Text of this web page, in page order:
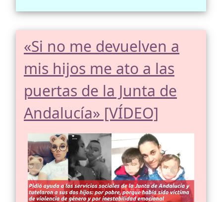
«Si no me devuelven a
mis hijos me ato a las
puertas de la Junta de
Andalucía» [VÍDEO]